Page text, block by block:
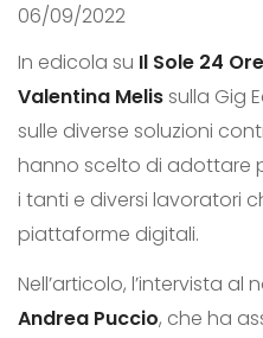
06/09/2022
In edicola su Il Sole 24 Ore
Valentina Melissulla Gig
sulle diverse soluzioni
hanno scelto di adottare
i tanti e diversi lavoratori
piattaforme digitali.
Nell’articolo, l’intervista al
Andrea Puccio, che ha